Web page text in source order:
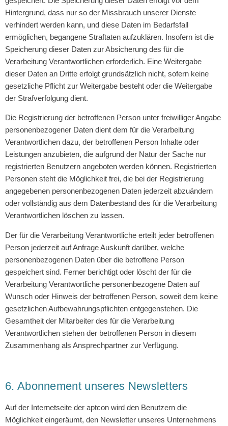
Hintergrund, dass nur so der Missbrauch unserer Dienste
verhindert werden kann, und diese Daten im Bedarfsfall
ermöglichen, begangene Straftaten aufzuklären. Insofern ist die
Speicherung dieser Daten zur Absicherung des für die
Verarbeitung Verantwortlichen erforderlich. Eine Weitergabe
dieser Daten an Dritte erfolgt grundsätzlich nicht, sofern keine
gesetzliche Pflicht zur Weitergabe besteht oder die Weitergabe
der Strafverfolgung dient.
Die Registrierung der betroffenen Person unter freiwilliger Angabe
personenbezogener Daten dient dem für die Verarbeitung
Verantwortlichen dazu, der betroffenen Person Inhalte oder
Leistungen anzubieten, die aufgrund der Natur der Sache nur
registrierten Benutzern angeboten werden können. Registrierten
Personen steht die Möglichkeit frei, die bei der Registrierung
angegebenen personenbezogenen Daten jederzeit abzuändern
oder vollständig aus dem Datenbestand des für die Verarbeitung
Verantwortlichen löschen zu lassen.
Der für die Verarbeitung Verantwortliche erteilt jeder betroffenen
Person jederzeit auf Anfrage Auskunft darüber, welche
personenbezogenen Daten über die betroffene Person
gespeichert sind. Ferner berichtigt oder löscht der für die
Verarbeitung Verantwortliche personenbezogene Daten auf
Wunsch oder Hinweis der betroffenen Person, soweit dem keine
gesetzlichen Aufbewahrungspflichten entgegenstehen. Die
Gesamtheit der Mitarbeiter des für die Verarbeitung
Verantwortlichen stehen der betroffenen Person in diesem
Zusammenhang als Ansprechpartner zur Verfügung.
6. Abonnement unseres Newsletters
Auf der Internetseite der aptcon wird den Benutzern die
Möglichkeit eingeräumt, den Newsletter unseres Unternehmens